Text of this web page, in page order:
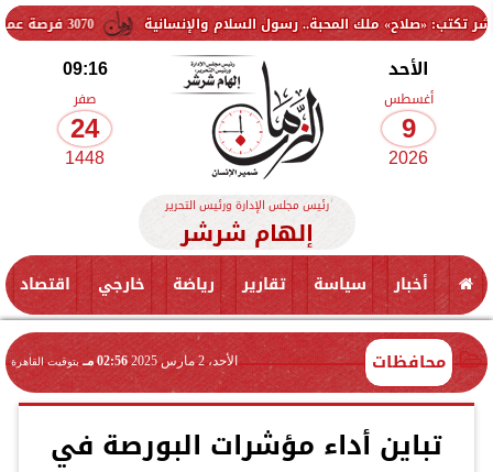
3070 فرصة عمل جديدة بالقطاع الخاص.. وظائف برواتب تصل إلى 9500 جنيه ملك المحبة.. رسول السلام والإنسانية
الأحد
أغسطس
9
2026
09:16
صفر
24
1448
رئيس مجلس الإدارة ورئيس التحرير
إلهام شرشر
أخبار سياسة تقارير رياضة خارجي اقتصاد
محافظات الأحد، 2 مارس 2025 02:56 مـ بتوقيت القاهرة
تباين أداء مؤشرات البورصة في